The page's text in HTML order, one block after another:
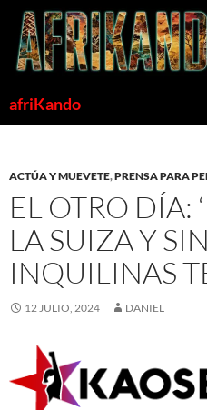
Saltar
contenido
afriKando
ACTÚA Y MUEVETE,PRENSA PARA
EL OTRO DÍA:
LA SUIZA Y
INQUILINAS
12 JULIO, 2024 DANIEL